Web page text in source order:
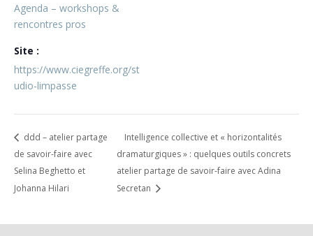
Agenda – workshops &
rencontres pros
Site :
https://www.ciegreffe.org/st
udio-limpasse
ddd – atelier partage
de savoir-faire avec
Selina Beghetto et
Johanna Hilari
Intelligence collective et « horizontalités
dramaturgiques » : quelques outils concrets
atelier partage de savoir-faire avec Adina
Secretan